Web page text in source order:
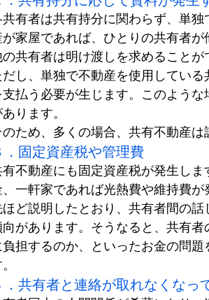
共有者は共有持分に関わらず、単
が家屋であれば、ひとりの共有者が
の共有者は明け渡しを求めることが
だし、単独で不動産を使用してい
支払う必要が生じます。このよう
ります。
のため、多くの場合、共有不動産は
．固定資産税や管理費
有不動産にも固定資産税が発生し
、一軒家であれば光熱費や維持費が
ほど説明したとおり、共有者間の
向があります。そうなると、共有
負担するのか、といったお金の問
．共有者と連絡が取れなくなっ